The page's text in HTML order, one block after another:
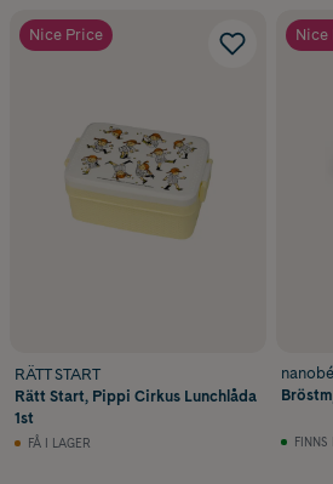
Nice Price
RÄTT START
Rätt Start, Pippi Cirkus Lunchlåda
1st
FÅ I LAGER
Nice
FINNS